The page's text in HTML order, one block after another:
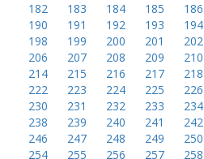
182
183 184 185 186
190
191 192 193 194
198
199 200 201 202
206
207 208 209 210
214
215 216 217 218
222
223 224 225 226
230
231 232 233 234
238
239 240 241 242
246
247 248 249 250
254
255 256 257 258